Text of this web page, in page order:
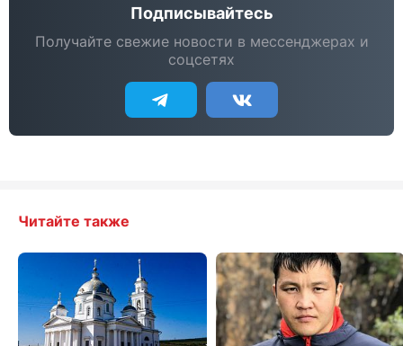
Подписывайтесь
Получайте свежие новости в мессенджерах и
соцсетях
Читайте также